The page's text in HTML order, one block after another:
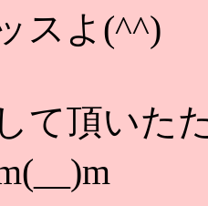
スよ(^^)
て頂いた